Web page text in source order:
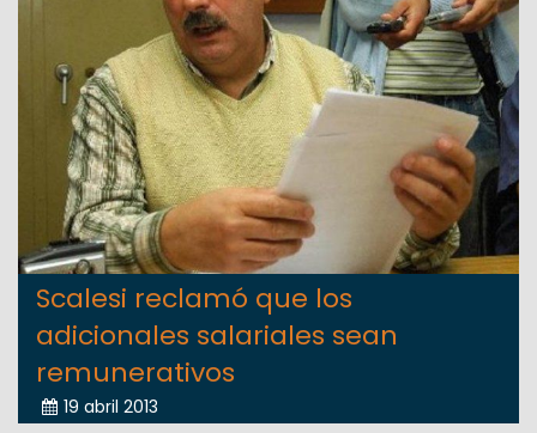
Scalesi reclamó que los
adicionales salariales sean
remunerativos
19 abril 2013